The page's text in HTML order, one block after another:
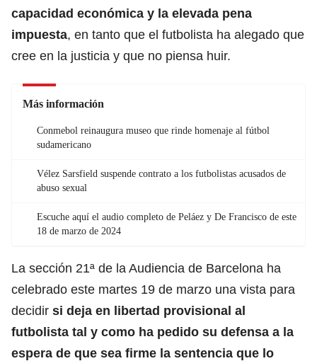
capacidad económica y la elevada pena
impuesta, en tanto que el futbolista ha alegado que
cree en la justicia y que no piensa huir.
Más información
Conmebol reinaugura museo que rinde homenaje al fútbol
sudamericano
Vélez Sarsfield suspende contrato a los futbolistas acusados de
abuso sexual
Escuche aquí el audio completo de Peláez y De Francisco de este
18 de marzo de 2024
La sección 21ª de la Audiencia de Barcelona ha
celebrado este martes 19 de marzo una vista para
decidir si deja en libertad provisional al
futbolista tal y como ha pedido su defensa a la
espera de que sea firme la sentencia que lo